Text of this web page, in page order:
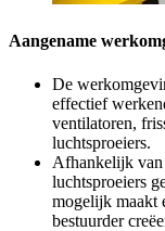
Aangename
De
effectief
ventilatoren,
luchtsproeiers.
Afhankelijk van
luchtsproeiers
mogelijk maakt
bestuurder